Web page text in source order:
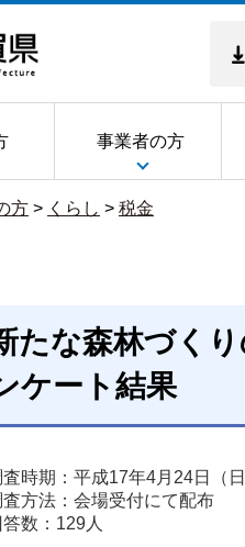
事業者の方
方 > くらし > 税金
たな森林づく
ケート結果
時期：平成17年4月24日（
査方法：会場受付にて配布
答数：129人